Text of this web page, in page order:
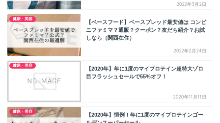
2022年3月2日
健康・美容
【ベースフード】ベースブレッド最安値は コンビ
ニファミマ？通販？クーポン？友だち紹介？お試
しなら（関西在住）
2022年2月24日
健康・美容
【2020年】年に1度のマイプロテイン超特大ゾロ
目フラッシュセールで55%オフ！
2020年11月11日
健康・美容
【2020年】恒例！年に1度のマイプロテインゴー